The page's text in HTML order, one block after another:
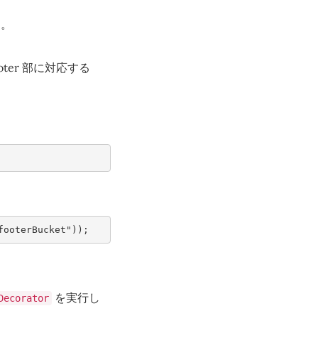
部に対応する
));
を実行し